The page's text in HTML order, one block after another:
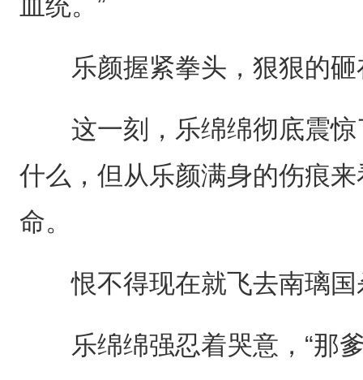
乐颜握紧拳头，狠狠的砸
这一刻，乐绵绵彻底震惊
什么，但从乐颜满身的伤痕
命。
恨不得现在就飞去南璃国
乐绵绵强忍着哭意，“那爹